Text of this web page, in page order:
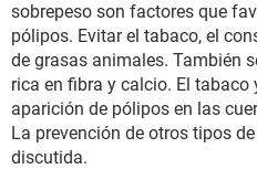
sobrepeso son factores que
pólipos. Evitar el tabaco, el
de grasas animales. También
rica en fibra y calcio. El tabaco
aparición de pólipos en las
La prevención de otros tipos
discutida.